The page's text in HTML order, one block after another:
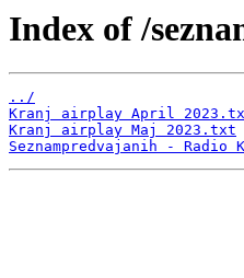
Index of /
../
Kranj airplay April
Kranj airplay Maj 2023.txt
Seznampredvajanih - Radio